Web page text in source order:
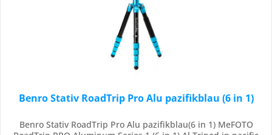
Benro Stativ RoadTrip Pro Alu pazifikblau (6 in 1)
Benro Stativ RoadTrip Pro Alu pazifikblau(6 in 1) MeFOTO